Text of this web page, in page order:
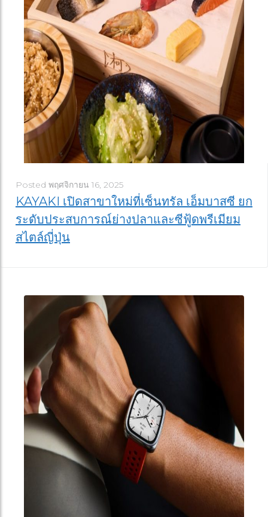
Posted พฤศจิกายน 16, 2025
KAYAKI เปิดสาขาใหม่ที่เซ็นทรัล เอ็มบาสซี ยก
ระดับประสบการณ์ย่างปลาและซีฟู้ดพรีเมียม
สไตล์ญี่ปุ่น